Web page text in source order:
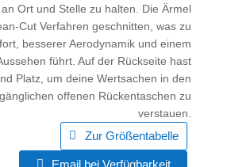
Ort und Stelle zu halten. Die Ärmel
Cut Verfahren geschnitten, was zu
besserer Aerodynamik und einem
führt. Auf der Rückseite hast
Platz, um deine Wertsachen in den
offenen Rückentaschen zu
verstauen.
Zur Größentabelle
Email bei Verfügbarkeit